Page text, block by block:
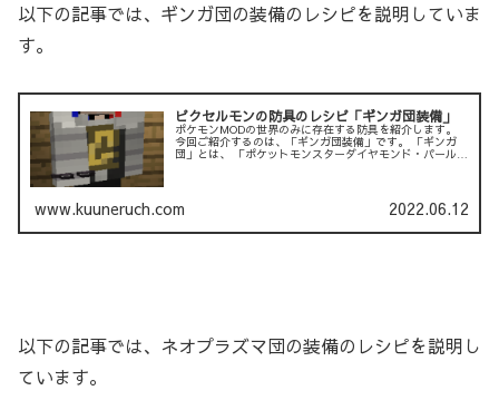
以下の記事では、ギンガ団の装備のレシピを説明していま
す。
ピクセルモンの防具のレシピ「ギンガ団装備」
ポケモンMODの世界のみに存在する防具を紹介します。
今回ご紹介するのは、「ギンガ団装備」です。 「ギンガ
団」とは、 「ポケットモンスターダイヤモンド・パール・
www.kuuneruch.com 2022.06.12
以下の記事では、ネオプラズマ団の装備のレシピを説明し
ています。